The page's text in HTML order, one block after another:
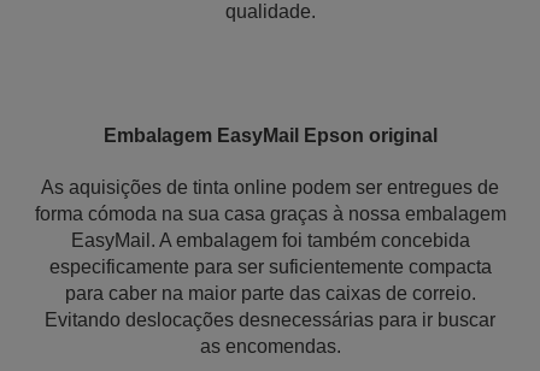
qualidade.
Embalagem EasyMail Epson original
As aquisições de tinta online podem ser entregues de
forma cómoda na sua casa graças à nossa embalagem
EasyMail. A embalagem foi também concebida
especificamente para ser suficientemente compacta
para caber na maior parte das caixas de correio.
Evitando deslocações desnecessárias para ir buscar
as encomendas.